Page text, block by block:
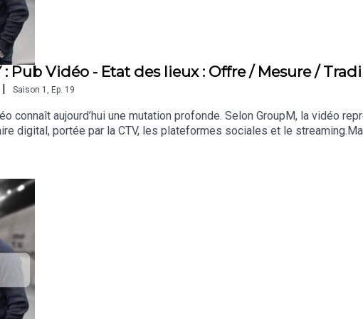
: Pub Vidéo - Etat des lieux : Offre / Mesure /
| Saison 1 Ep. 19
connaît aujourd’hui une mutation profonde. Selon GroupM, la vidéo
digital, portée par la CTV, les plateformes sociales et le
des usages, des formats, des inventaires et des outils de mesure.
social video et plateformes digitales ? Et surtout :comment